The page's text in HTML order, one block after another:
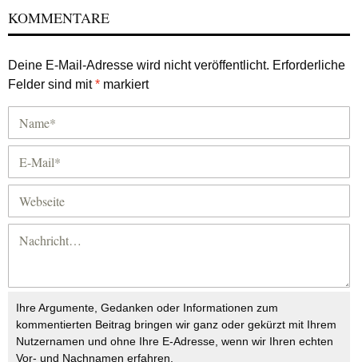
KOMMENTARE
Deine E-Mail-Adresse wird nicht veröffentlicht. Erforderliche
Felder sind mit* markiert
Ihre Argumente, Gedanken oder Informationen zum
kommentierten Beitrag bringen wir ganz oder gekürzt mit Ihrem
Nutzernamen und ohne Ihre E-Adresse, wenn wir Ihren echten
Vor- und Nachnamen erfahren.